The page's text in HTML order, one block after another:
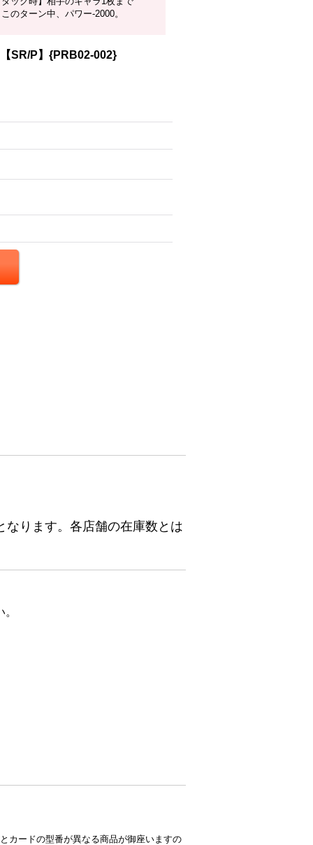
のターン中、パワー-2000。
SR/P】{PRB02-002}
なります。各店舗の在庫数とは
カードの型番が異なる商品が御座いますの